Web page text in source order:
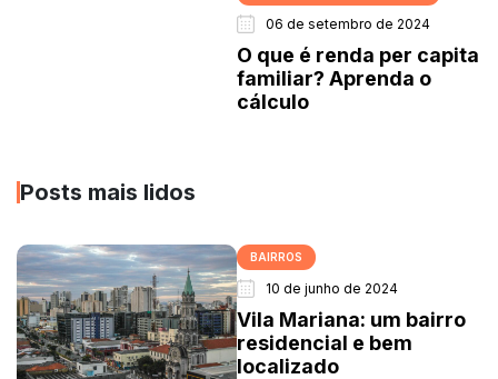
06 de setembro de 2024
O que é renda per capita
familiar? Aprenda o
cálculo
Posts mais lidos
BAIRROS
10 de junho de 2024
Vila Mariana: um bairro
residencial e bem
localizado